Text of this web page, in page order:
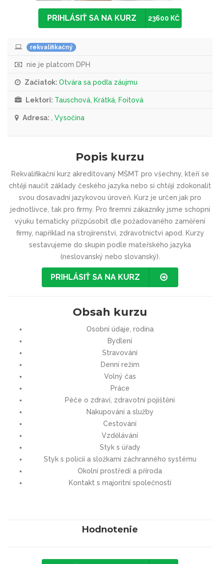
PRIHLÁSIŤ SA NA KURZ 23600 KČ
rekvalifikačný
nie je platcom DPH
Začiatok: Otvára sa podľa záujmu
Lektori: Tauschová, Krátká, Foitová
Adresa: , Vysočina
Popis kurzu
Rekvalifikační kurz akreditovaný MŠMT pro všechny, kteří se
chtějí naučit základy českého jazyka nebo si chtějí zdokonalit
svou dosavadní jazykovou úroveň. Kurz je určen jak pro
jednotlivce, tak pro firmy. Pro firemní zákazníky jsme schopni
výuku tematicky přizpůsobit dle požadovaného zaměření
firmy, například na strojírenství, zdravotnictví apod. Kurzy
sestavujeme do skupin podle mateřského jazyka
(neslovanský nebo slovanský).
PRIHLÁSIŤ SA NA KURZ
Obsah kurzu
Osobní údaje, rodina
Bydlení
Stravování
Denní režim
Volný čas
Práce
Péče o zdraví, zdravotní pojištění
Nakupování a služby
Cestování
Vzdělávání
Styk s úřady
Styk s policií a složkami záchranného systému
Okolní prostředí a příroda
Kontakt s majoritní společností
Hodnotenie